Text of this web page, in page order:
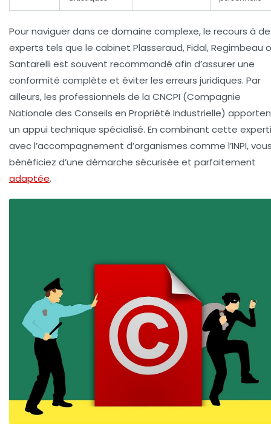
Pour naviguer dans ce domaine complexe, le recours à
experts tels que le cabinet Plasseraud, Fidal, Regimbeau
Santarelli est souvent recommandé afin d’assurer une
conformité complète et éviter les erreurs juridiques. Par
ailleurs, les professionnels de la CNCPI (Compagnie
Nationale des Conseils en Propriété Industrielle)
un appui technique spécialisé. En combinant cette
avec l’accompagnement d’organismes comme l’INPI,
bénéficiez d’une démarche sécurisée et parfaitement
adaptée.